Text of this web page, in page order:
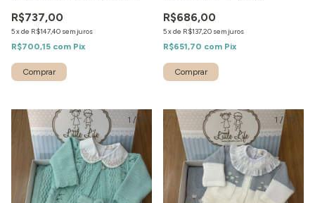
R$737,00
5xde R$147,40 sem juros
R$700,15 com Pix
Comprar
R$686,00
5xde R$137,20 sem juros
R$651,70 com Pix
Comprar
1 /9 1 /10